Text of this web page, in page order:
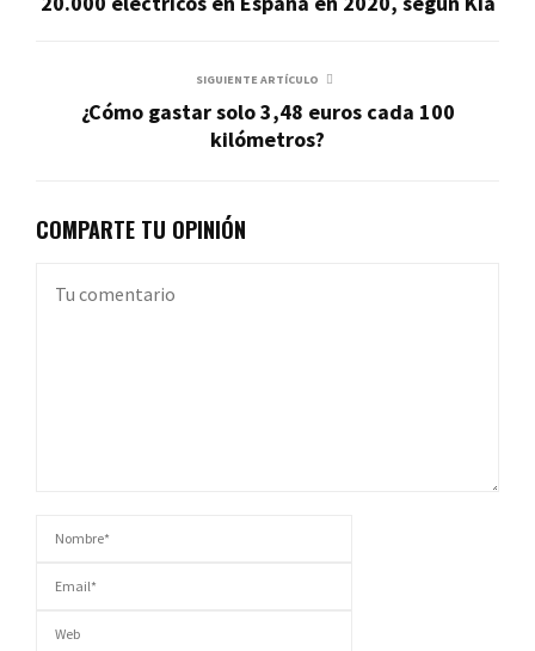
SIGUIENTE ARTÍCULO
¿Cómo gastar solo 3,48 euros cada 100
kilómetros?
COMPARTE TU OPINIÓN